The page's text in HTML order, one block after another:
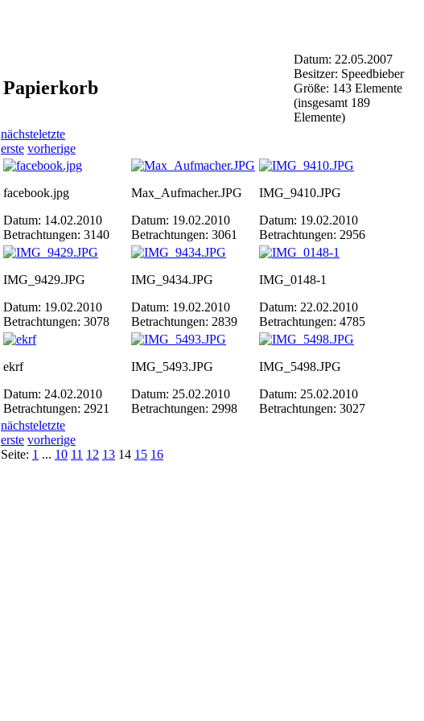
Papierkorb
Datum: 22.05.2007
Besitzer: Speedbieber
Größe: 143 Elemente
(insgesamt 189
Elemente)
nächsteletzte
erste vorherige
facebook.jpg
Datum: 14.02.2010
Betrachtungen: 3140
Max_Aufmacher.JPG
Datum: 19.02.2010
Betrachtungen: 3061
IMG_9410.JPG
Datum: 19.02.2010
Betrachtungen: 2956
IMG_9429.JPG
Datum: 19.02.2010
Betrachtungen: 3078
IMG_9434.JPG
Datum: 19.02.2010
Betrachtungen: 2839
IMG_0148-1
Datum: 22.02.2010
Betrachtungen: 4785
ekrf
Datum: 24.02.2010
Betrachtungen: 2921
IMG_5493.JPG
Datum: 25.02.2010
Betrachtungen: 2998
IMG_5498.JPG
Datum: 25.02.2010
Betrachtungen: 3027
nächsteletzte
erste vorherige
Seite: 1 ... 10 11 12 13 14 15 16